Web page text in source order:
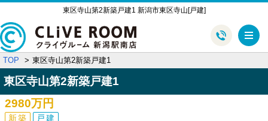
東区寺山第2新築戸建1 新潟市東区寺山[戸建]
TOP 東区寺山第2新築戸建1
東区寺山第2新築戸建1
2980万円
新築 戸建